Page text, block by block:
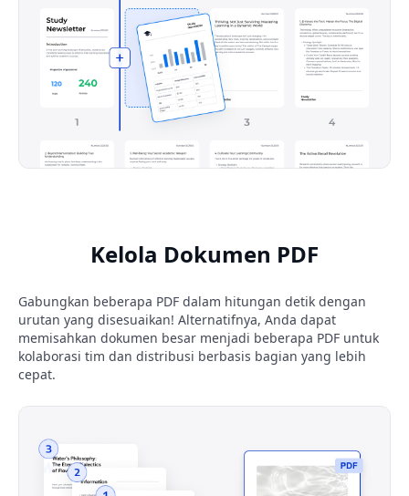
Kelola Dokumen PDF
Gabungkan beberapa PDF dalam hitungan detik dengan
urutan yang disesuaikan! Alternatifnya, Anda dapat
memisahkan dokumen besar menjadi beberapa PDF untuk
kolaborasi tim dan distribusi berbasis bagian yang lebih
cepat.